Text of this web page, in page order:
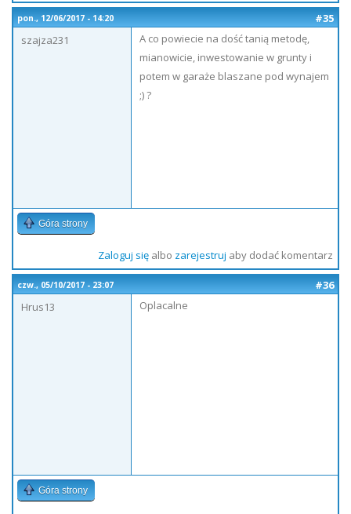
pon., 12/06/2017 - 14:20
#35
szajza231
A co powiecie na dość tanią metodę,
mianowicie, inwestowanie w grunty i
potem w garaże blaszane pod wynajem
;) ?
Góra strony
Zaloguj sięalbo zarejestruj aby dodać komentarz
czw., 05/10/2017 - 23:07
#36
Hrus13
Oplacalne
Góra strony